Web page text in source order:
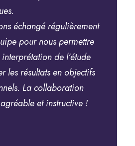
échangé régulièrement
pour nous permettre
de l’étude
les résultats en objectifs
La collaboration
et instructive !